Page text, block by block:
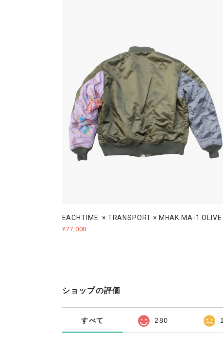
EACHTIME. × TRANSPORT × MHAK MA-1 OLIVE
¥77,000
ショップの評価
すべて 280 1